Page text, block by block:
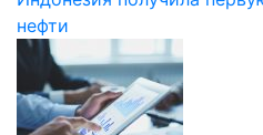
нефти